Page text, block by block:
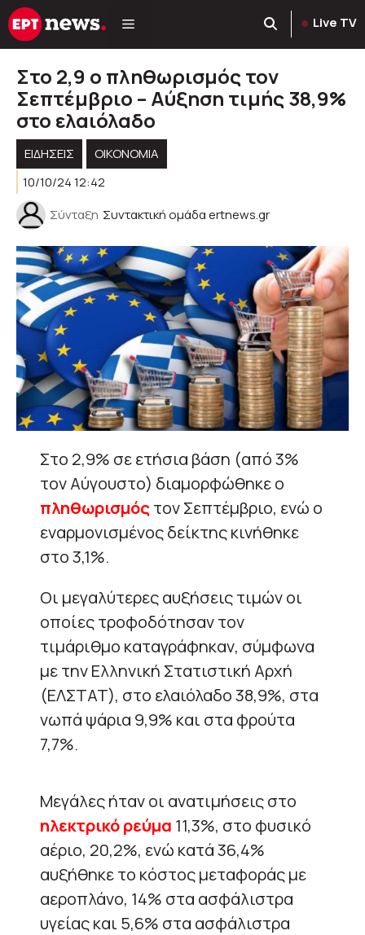
Μετάβαση
σε
Live TV
Στο 2,9 ο πληθωρισμός τον
Σεπτέμβριο – Αύξηση τιμής 38,9%
στο ελαιόλαδο
ΕΙΔΗΣΕΙΣ
ΟΙΚΟΝΟΜΙΑ
10/10/24 12:42
Σύνταξη Συντακτική ομάδα ertnews.gr
Στο 2,9% σε ετήσια βάση (από 3%
τον Αύγουστο) διαμορφώθηκε ο
πληθωρισμόςτον Σεπτέμβριο, ενώ ο
εναρμονισμένος δείκτης κινήθηκε
στο 3,1%.
Οι μεγαλύτερες αυξήσεις τιμών οι
οποίες τροφοδότησαν τον
τιμάριθμο καταγράφηκαν, σύμφωνα
με την Ελληνική Στατιστική Αρχή
(ΕΛΣΤΑΤ), στο ελαιόλαδο 38,9%, στα
νωπά ψάρια 9,9% και στα φρούτα
7,7%.
Μεγάλες ήταν οι ανατιμήσεις στο
ηλεκτρικό ρεύμα 11,3%, στο φυσικό
αέριο, 20,2%, ενώ κατά 36,4%
αυξήθηκε το κόστος μεταφοράς με
αεροπλάνο, 14% στα ασφάλιστρα
υγείας και 5,6% στα ασφάλιστρα